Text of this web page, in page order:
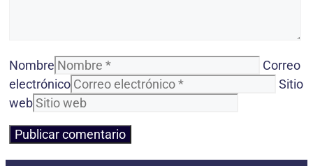
Nombre
Correo
electrónico
Sitio
web